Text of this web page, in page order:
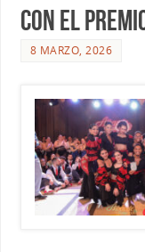
con el
8 MARZO, 2026